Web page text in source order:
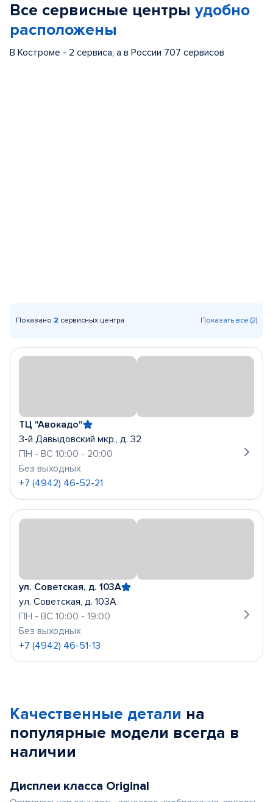
Все сервисные центры удобно
расположены
В Костроме - 2 сервиса, а в России 707 сервисов
Показано 2 сервисных центра Показать все (2)
ТЦ "Авокадо"
3-й Давыдовский мкр., д. 32
ПН - ВС 10:00 - 20:00
Без выходных
+7 (4942) 46-52-21
ул. Советская, д. 103А
ул. Советская, д. 103А
ПН - ВС 10:00 - 19:00
Без выходных
+7 (4942) 46-51-13
Качественные детали на
популярные модели всегда в
наличии
Дисплеи класса Original